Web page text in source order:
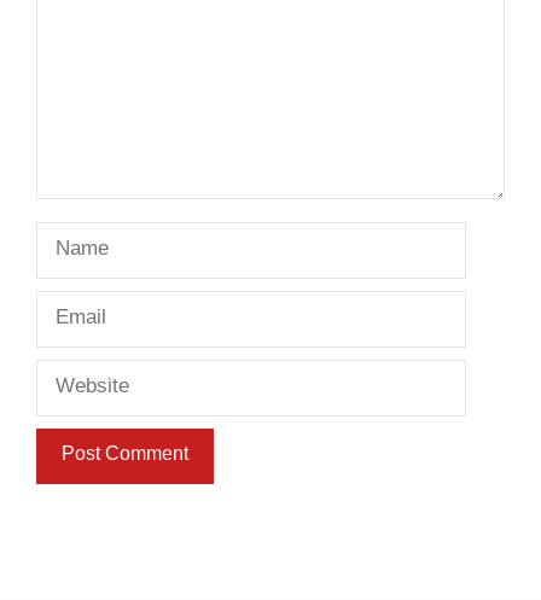
Name
Email
Website